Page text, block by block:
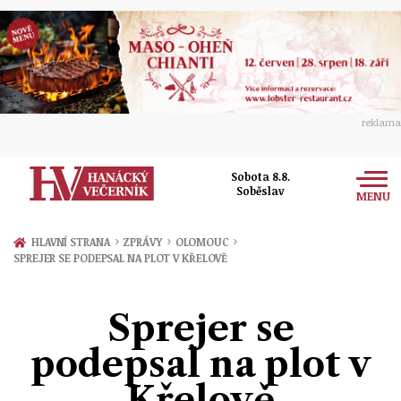
reklama
Sobota 8.8.
Soběslav
MENU
Zprávy
Přerov
Ekonomika
Hudba
Společnost
Sport
HLAVNÍ STRANA › ZPRÁVY › OLOMOUC ›
SPREJER SE PODEPSAL NA PLOT V KŘELOVĚ
Sprejer se
podepsal na plot v